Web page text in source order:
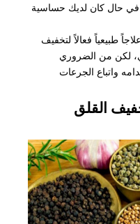
في حال كان لديك حساسية
طبيعياً فعالاً لتخفيف
لكن من الضروري
واتباع الجرعات
القلق